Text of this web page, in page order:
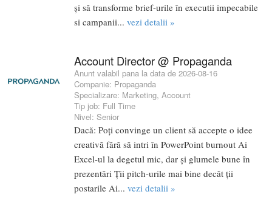
și să transforme brief-urile în executii impecabile
si campanii... vezi detalii »
Account Director @ Propaganda
Anunt valabil pana la data de 2026-08-16
Companie: Propaganda
Specializare: Marketing, Account
Tip job: Full Time
Nivel: Senior
Dacă: Poți convinge un client să accepte o idee
creativă fără să intri în PowerPoint burnout Ai
Excel-ul la degetul mic, dar și glumele bune în
prezentări Ții pitch-urile mai bine decât ții
postarile Ai... vezi detalii »